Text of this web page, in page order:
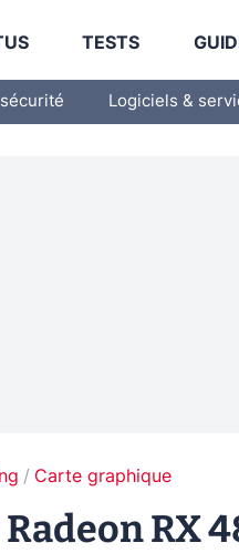
TESTS
Logiciels &
Carte graphique
RX